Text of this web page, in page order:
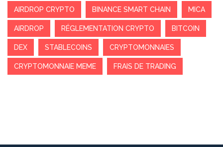
AIRDROP CRYPTO BINANCE SMART CHAIN MICA
AIRDROP RÉGLEMENTATION CRYPTO BITCOIN
DEX STABLECOINS CRYPTOMONNAIES
CRYPTOMONNAIE MEME FRAIS DE TRADING